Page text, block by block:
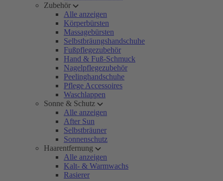
Zubehör
Alle anzeigen
Körperbürsten
Massagebürsten
Selbstbräungshandschuhe
Fußpflegezubehör
Hand & Fuß-Schmuck
Nagelpflegezubehör
Peelinghandschuhe
Pflege Accessoires
Waschlappen
Sonne & Schutz
Alle anzeigen
After Sun
Selbstbräuner
Sonnenschutz
Haarentfernung
Alle anzeigen
Kalt- & Warmwachs
Rasierer